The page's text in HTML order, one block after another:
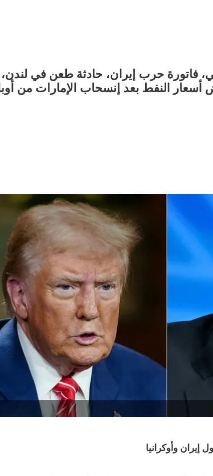
فاتورة حرب إيران، حادثة طعن في لندن،
أسعار النفط بعد إنسحاب الإمارات من